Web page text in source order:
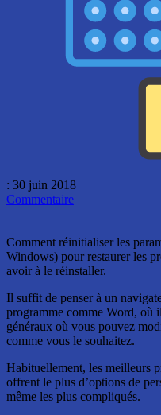
: 30 juin 2018
Commentaire
Comment réinitialiser les
Windows) pour restaurer les
avoir à le réinstaller.
Il suffit de penser à un
programme comme Word, où
généraux où vous pouvez
comme vous le souhaitez.
Habituellement, les meilleurs
offrent le plus d’options de
même les plus compliqués.